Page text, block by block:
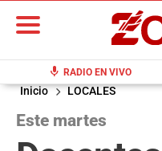
mic RADIO EN VIVO
Inicio LOCALES
Este martes